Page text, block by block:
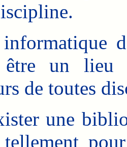
un lieu
de toutes
une